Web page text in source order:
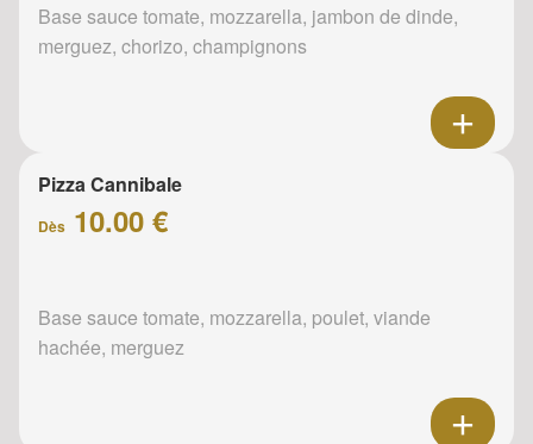
Base sauce tomate, mozzarella, jambon de dinde,
merguez, chorizo, champignons
Pizza Cannibale
Dès 10.00 €
Base sauce tomate, mozzarella, poulet, viande
hachée, merguez